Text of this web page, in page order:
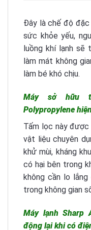
Đây là chế độ
sức khỏe yếu,
luồng khí lạnh sẽ
làm mát không
làm bé khó chịu.
Máy sở hữu
Polypropylene
Tấm lọc này
vật liệu chuyên
khử mùi, kháng
có hại bên trong
không cần lo
trong không gian
Máy lạnh Sharp
động lại khi có